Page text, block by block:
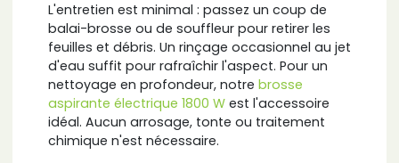
L'entretien est minimal : passez un coup de
balai-brosse ou de souffleur pour retirer les
feuilles et débris. Un rinçage occasionnel au jet
d'eau suffit pour rafraîchir l'aspect. Pour un
nettoyage en profondeur, notre brosse
aspirante électrique 1800 W est l'accessoire
idéal. Aucun arrosage, tonte ou traitement
chimique n'est nécessaire.